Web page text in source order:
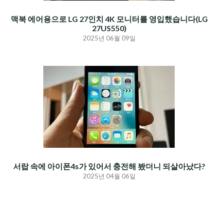
맥북 에어용으로 LG 27인치 4K 모니터를 영입했습니다(LG
27US550)
2025년 06월 09일
서랍 속에 아이폰4s가 있어서 충전해 봤더니 되살아났다?
2025년 04월 06일